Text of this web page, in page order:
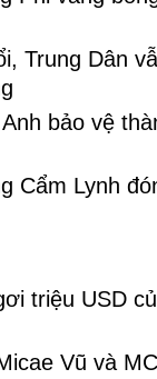
Trung Dân
bảo vệ
Cẩm Lynh
triệu USD
Vũ và